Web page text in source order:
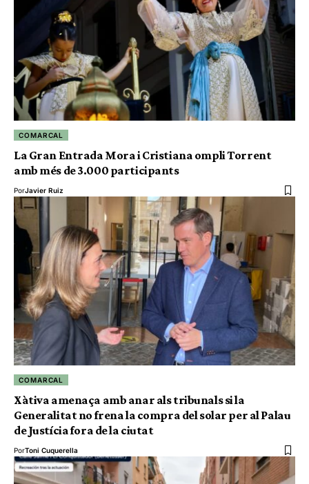
COMARCAL
La Gran Entrada Mora i Cristiana ompli Torrent
amb més de 3.000 participants
PorJavier Ruiz
COMARCAL
Xàtiva amenaça amb anar als tribunals si la
Generalitat no frena la compra del solar per al Palau
de Justícia fora de la ciutat
PorToni Cuquerella